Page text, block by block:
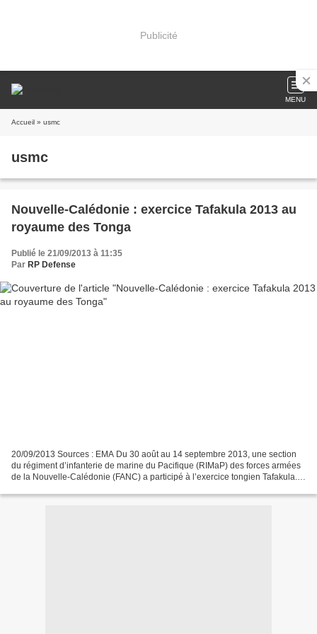
Publicité
MENU
Accueil » usmc
usmc
Nouvelle-Calédonie : exercice Tafakula 2013 au
royaume des Tonga
Publié le 21/09/2013 à 11:35
Par RP Defense
20/09/2013 Sources : EMA Du 30 août au 14 septembre 2013, une section
du régiment d’infanterie de marine du Pacifique (RIMaP) des forces armées
de la Nouvelle-Calédonie (FANC) a participé à l’exercice tongien Tafakula.